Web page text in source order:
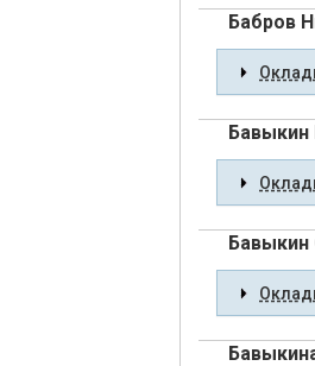
Бабров
Бавыкин